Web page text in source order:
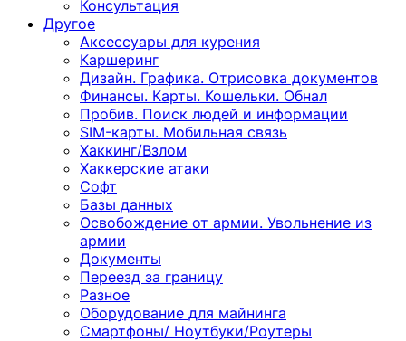
Консультация
Другoе
Аксессуары для курения
Каршеринг
Дизайн. Графика. Отрисовка документов
Финансы. Карты. Кошельки. Обнал
Пробив. Поиск людей и информации
SIM-карты. Мобильная связь
Хаккинг/Взлом
Хаккерские атаки
Софт
Базы данных
Освобождение от армии. Увольнение из
армии
Документы
Переезд за границу
Разное
Оборудование для майнинга
Смартфоны/ Ноутбуки/Роутеры